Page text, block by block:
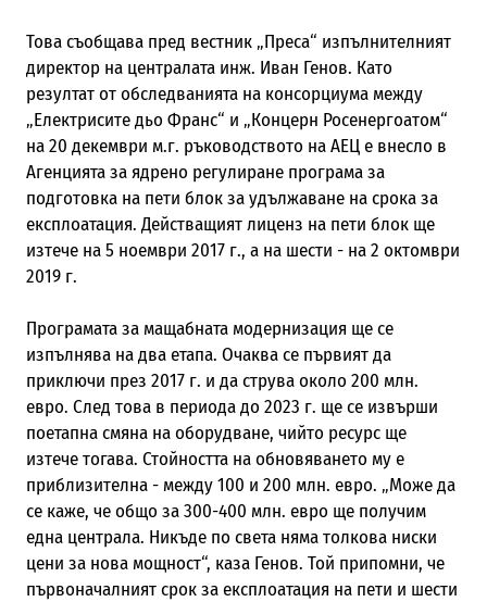
Това съобщава пред вестник „Преса“ изпълнителният
директор на централата инж. Иван Генов. Като
резултат от обследванията на консорциума между
„Електрисите дьо Франс“ и „Концерн Росенергоатом“
на 20 декември м.г. ръководството на АЕЦ е внесло в
Агенцията за ядрено регулиране програма за
подготовка на пети блок за удължаване на срока за
експлоатация. Действащият лиценз на пети блок ще
изтече на 5 ноември 2017 г., а на шести - на 2 октомври
2019 г.
Програмата за мащабната модернизация ще се
изпълнява на два етапа. Очаква се първият да
приключи през 2017 г. и да струва около 200 млн.
евро. След това в периода до 2023 г. ще се извърши
поетапна смяна на оборудване, чийто ресурс ще
изтече тогава. Стойността на обновяването му е
приблизителна - между 100 и 200 млн. евро. „Може да
се каже, че общо за 300-400 млн. евро ще получим
една централа. Никъде по света няма толкова ниски
цени за нова мощност“, каза Генов. Той припомни, че
първоначалният срок за експлоатация на пети и шести